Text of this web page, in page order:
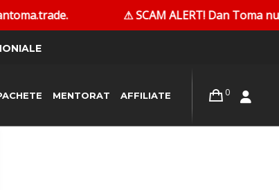
⚠ SCAM ALERT! Dan Toma
0
MENTORAT AFFILIATE